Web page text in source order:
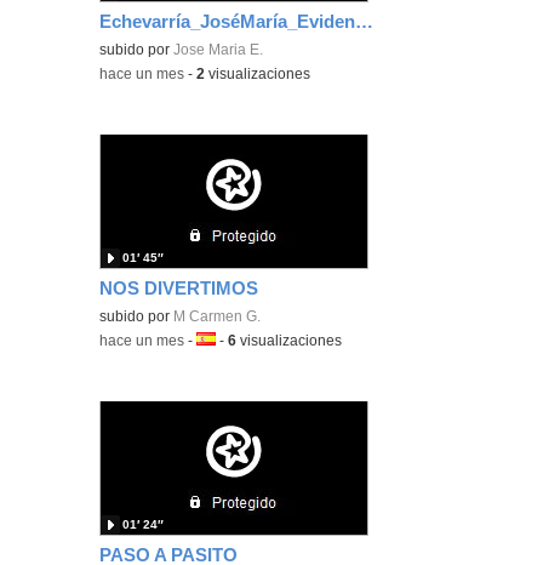
Echevarría_JoséMaría_EvidenciaÁrea_2
subido porJose Maria E.
-hace un mes -2 visualizaciones
NOS DIVERTIMOS
subido por M Carmen G.
01′ 45″
-hace un mes -Idioma:
-6 visualizaciones
PASO A PASITO
01′ 24″